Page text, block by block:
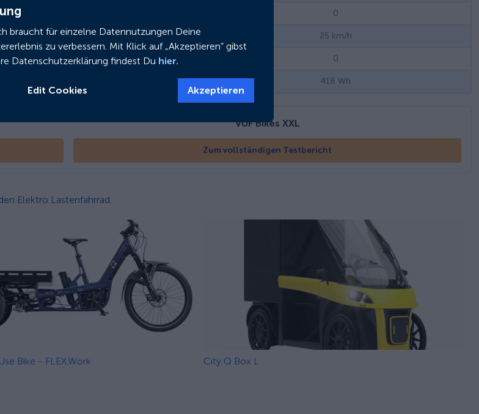
0
25 km/h 25 km/h
ja 0
418 Wh
VUF Bikes XXL
Zum vollständigen Testbericht
Elektro Lastenfahrrad.
Bike - FLEX.Work City Q Box L
braucht für einzelne Datennutzungen Deine
zu verbessern. Mit Klick auf „Akzeptieren“ gibst
Datenschutzerklärung findest Du hier.
Edit Cookies Akzeptieren